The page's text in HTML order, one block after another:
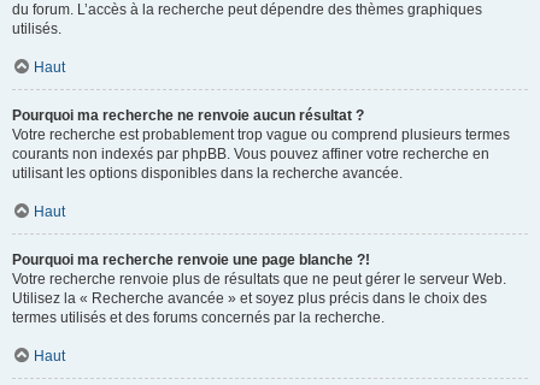
du forum. L’accès à la recherche peut dépendre des thèmes graphiques
utilisés.
Haut
Pourquoi ma recherche ne renvoie aucun résultat ?
Votre recherche est probablement trop vague ou comprend plusieurs termes
courants non indexés par phpBB. Vous pouvez affiner votre recherche en
utilisant les options disponibles dans la recherche avancée.
Haut
Pourquoi ma recherche renvoie une page blanche ?!
Votre recherche renvoie plus de résultats que ne peut gérer le serveur Web.
Utilisez la « Recherche avancée » et soyez plus précis dans le choix des
termes utilisés et des forums concernés par la recherche.
Haut